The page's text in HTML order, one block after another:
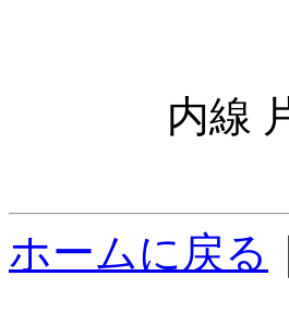
内線
ホームに戻る